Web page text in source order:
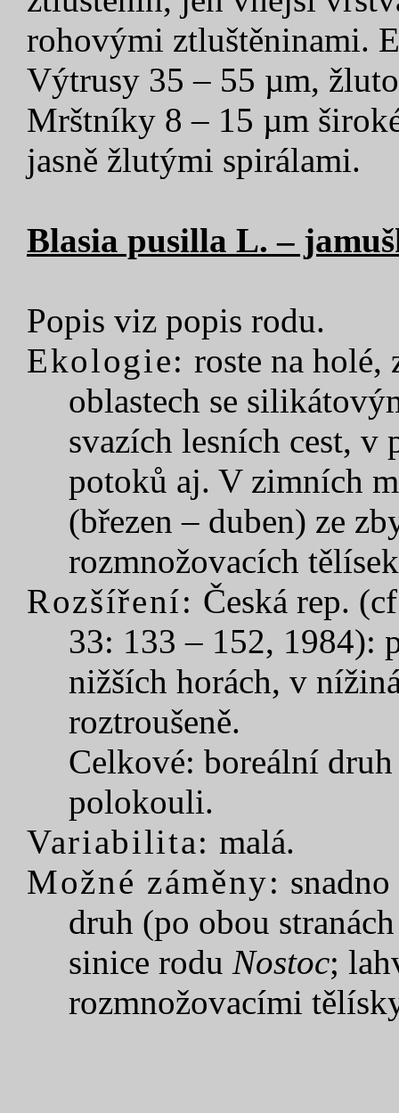
rohovými ztluštěninami.
Výtrusy 35 – 55 µm,
Mrštníky 8 – 15 µm
jasně žlutými spirálami.
Blasia pusilla L. –
Popis viz popis rodu.
Ekologie: roste na
oblastech se
svazích lesních cest,
potoků aj. V zimních
(březen – duben) ze
rozmnožovacích
Rozšíření: Česká rep.
33: 133 – 152, 1984):
nižších horách, v
roztroušeně.
Celkové: boreální
polokouli.
Variabilita: malá.
Možné záměny:
druh (po obou
sinice rodu Nostoc;
rozmnožovacími